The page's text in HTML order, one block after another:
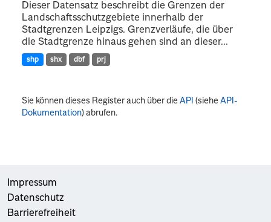
Dieser Datensatz beschreibt die Grenzen der
Landschaftsschutzgebiete innerhalb der
Stadtgrenzen Leipzigs. Grenzverläufe, die über
die Stadtgrenze hinaus gehen sind an dieser...
shp shx dbf prj
Sie können dieses Register auch über dieAPI (sieheAPI-
Dokumentation) abrufen.
Impressum
Datenschutz
Barrierefreiheit